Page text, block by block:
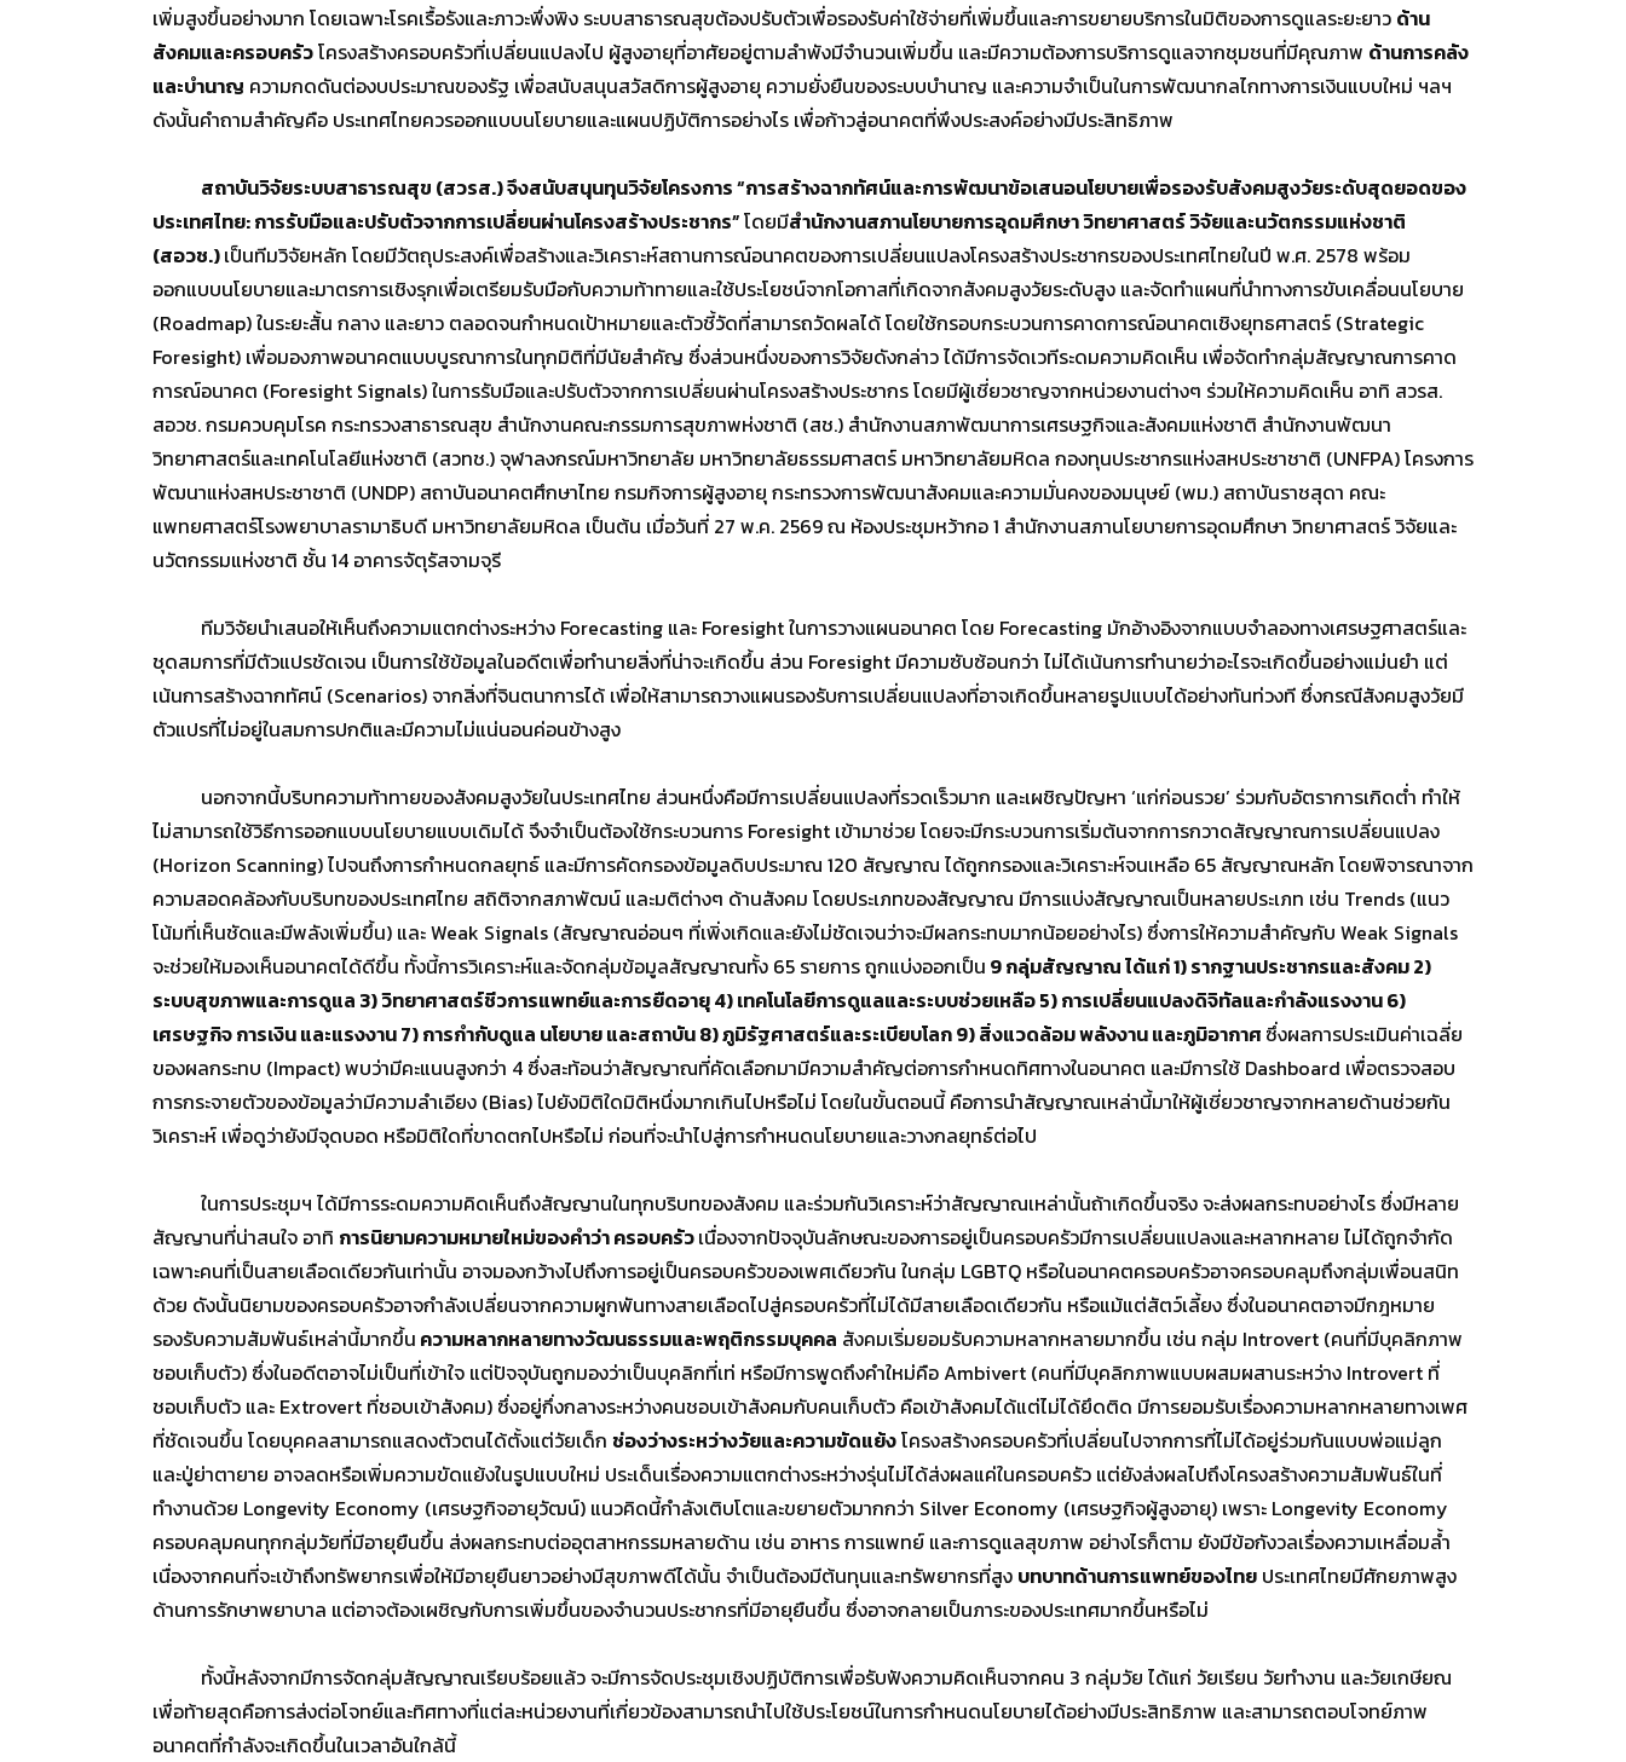
เพิ่มสูงขึ้นอย่างมาก โดยเฉพาะโรคเรื้อรังและภาวะพึ่งพิง ระบบสาธารณสุขต้องปรับตัวเพื่อรองรับค่าใช้จ่ายที่เพิ่มขึ้นและการขยายบริการในมิติของการดูแลระยะยาว ด้าน
สังคมและครอบครัวโครงสร้างครอบครัวที่เปลี่ยนแปลงไป ผู้สูงอายุที่อาศัยอยู่ตามลำพังมีจำนวนเพิ่มขึ้น และมีความต้องการบริการดูแลจากชุมชนที่มีคุณภาพ ด้านการคลัง
และบำนาญ ความกดดันต่องบประมาณของรัฐ เพื่อสนับสนุนสวัสดิการผู้สูงอายุ ความยั่งยืนของระบบบำนาญ และความจำเป็นในการพัฒนากลไกทางการเงินแบบใหม่ ฯลฯ
ดังนั้นคำถามสำคัญคือ ประเทศไทยควรออกแบบนโยบายและแผนปฏิบัติการอย่างไร เพื่อก้าวสู่อนาคตที่พึงประสงค์อย่างมีประสิทธิภาพ
สถาบันวิจัยระบบสาธารณสุข (สวรส.) จึงสนับสนุนทุนวิจัยโครงการ “การสร้างฉากทัศน์และการพัฒนาข้อเสนอนโยบายเพื่อรองรับสังคมสูงวัยระดับสุดยอดของ
ประเทศไทย: การรับมือและปรับตัวจากการเปลี่ยนผ่านโครงสร้างประชากร”โดยมีสํานักงานสภานโยบายการอุดมศึกษา วิทยาศาสตร์ วิจัยและนวัตกรรมแห่งชาติ
(สอวช.)เป็นทีมวิจัยหลัก โดยมีวัตถุประสงค์เพื่อสร้างและวิเคราะห์สถานการณ์อนาคตของการเปลี่ยนแปลงโครงสร้างประชากรของประเทศไทยในปี พ.ศ. 2578 พร้อม
ออกแบบนโยบายและมาตรการเชิงรุกเพื่อเตรียมรับมือกับความท้าทายและใช้ประโยชน์จากโอกาสที่เกิดจากสังคมสูงวัยระดับสูง และจัดทำแผนที่นำทางการขับเคลื่อนนโยบาย
(Roadmap) ในระยะสั้น กลาง และยาว ตลอดจนกำหนดเป้าหมายและตัวชี้วัดที่สามารถวัดผลได้ โดยใช้กรอบกระบวนการคาดการณ์อนาคตเชิงยุทธศาสตร์ (Strategic
Foresight) เพื่อมองภาพอนาคตแบบบูรณาการในทุกมิติที่มีนัยสำคัญ ซึ่งส่วนหนึ่งของการวิจัยดังกล่าว ได้มีการจัดเวทีระดมความคิดเห็น เพื่อจัดทำกลุ่มสัญญาณการคาด
การณ์อนาคต (Foresight Signals) ในการรับมือและปรับตัวจากการเปลี่ยนผ่านโครงสร้างประชากร โดยมีผู้เชี่ยวชาญจากหน่วยงานต่างๆ ร่วมให้ความคิดเห็น อาทิ สวรส.
สอวช. กรมควบคุมโรค กระทรวงสาธารณสุข สำนักงานคณะกรรมการสุขภาพห่งชาติ (สช.) สำนักงานสภาพัฒนาการเศรษฐกิจและสังคมแห่งชาติ สำนักงานพัฒนา
วิทยาศาสตร์และเทคโนโลยีแห่งชาติ (สวทช.) จุฬาลงกรณ์มหาวิทยาลัย มหาวิทยาลัยธรรมศาสตร์ มหาวิทยาลัยมหิดล กองทุนประชากรแห่งสหประชาชาติ (UNFPA) โครงการ
พัฒนาแห่งสหประชาชาติ (UNDP) สถาบันอนาคตศึกษาไทย กรมกิจการผู้สูงอายุ กระทรวงการพัฒนาสังคมและความมั่นคงของมนุษย์ (พม.) สถาบันราชสุดา คณะ
แพทยศาสตร์โรงพยาบาลรามาธิบดี มหาวิทยาลัยมหิดล เป็นต้น เมื่อวันที่ 27 พ.ค. 2569 ณ ห้องประชุมหว้ากอ 1 สำนักงานสภานโยบายการอุดมศึกษา วิทยาศาสตร์ วิจัยและ
นวัตกรรมแห่งชาติ ชั้น 14 อาคารจัตุรัสจามจุรี
ทีมวิจัยนำเสนอให้เห็นถึงความแตกต่างระหว่าง Forecasting และ Foresight ในการวางแผนอนาคต โดย Forecasting มักอ้างอิงจากแบบจำลองทางเศรษฐศาสตร์และ
ชุดสมการที่มีตัวแปรชัดเจน เป็นการใช้ข้อมูลในอดีตเพื่อทำนายสิ่งที่น่าจะเกิดขึ้น ส่วน Foresight มีความซับซ้อนกว่า ไม่ได้เน้นการทำนายว่าอะไรจะเกิดขึ้นอย่างแม่นยำ แต่
เน้นการสร้างฉากทัศน์ (Scenarios) จากสิ่งที่จินตนาการได้ เพื่อให้สามารถวางแผนรองรับการเปลี่ยนแปลงที่อาจเกิดขึ้นหลายรูปแบบได้อย่างทันท่วงที ซึ่งกรณีสังคมสูงวัยมี
ตัวแปรที่ไม่อยู่ในสมการปกติและมีความไม่แน่นอนค่อนข้างสูง
นอกจากนี้บริบทความท้าทายของสังคมสูงวัยในประเทศไทย ส่วนหนึ่งคือมีการเปลี่ยนแปลงที่รวดเร็วมาก และเผชิญปัญหา ‘แก่ก่อนรวย’ ร่วมกับอัตราการเกิดต่ำ ทำให้
ไม่สามารถใช้วิธีการออกแบบนโยบายแบบเดิมได้ จึงจำเป็นต้องใช้กระบวนการ Foresight เข้ามาช่วย โดยจะมีกระบวนการเริ่มต้นจากการกวาดสัญญาณการเปลี่ยนแปลง
(Horizon Scanning) ไปจนถึงการกำหนดกลยุทธ์ และมีการคัดกรองข้อมูลดิบประมาณ 120 สัญญาณ ได้ถูกกรองและวิเคราะห์จนเหลือ 65 สัญญาณหลัก โดยพิจารณาจาก
ความสอดคล้องกับบริบทของประเทศไทย สถิติจากสภาพัฒน์ และมติต่างๆ ด้านสังคม โดยประเภทของสัญญาณ มีการแบ่งสัญญาณเป็นหลายประเภท เช่น Trends (แนว
โน้มที่เห็นชัดและมีพลังเพิ่มขึ้น) และ Weak Signals (สัญญาณอ่อนๆ ที่เพิ่งเกิดและยังไม่ชัดเจนว่าจะมีผลกระทบมากน้อยอย่างไร) ซึ่งการให้ความสำคัญกับ Weak Signals
จะช่วยให้มองเห็นอนาคตได้ดีขึ้น ทั้งนี้การวิเคราะห์และจัดกลุ่มข้อมูลสัญญาณทั้ง 65 รายการ ถูกแบ่งออกเป็น 9 กลุ่มสัญญาณ ได้แก่ 1) รากฐานประชากรและสังคม 2)
ระบบสุขภาพและการดูแล 3) วิทยาศาสตร์ชีวการแพทย์และการยืดอายุ 4) เทคโนโลยีการดูแลและระบบช่วยเหลือ 5) การเปลี่ยนแปลงดิจิทัลและกำลังแรงงาน 6)
เศรษฐกิจ การเงิน และแรงงาน 7) การกำกับดูแล นโยบาย และสถาบัน 8) ภูมิรัฐศาสตร์และระเบียบโลก 9) สิ่งแวดล้อม พลังงาน และภูมิอากาศ ซึ่งผลการประเมินค่าเฉลี่ย
ของผลกระทบ (Impact) พบว่ามีคะแนนสูงกว่า 4 ซึ่งสะท้อนว่าสัญญาณที่คัดเลือกมามีความสำคัญต่อการกำหนดทิศทางในอนาคต และมีการใช้ Dashboard เพื่อตรวจสอบ
การกระจายตัวของข้อมูลว่ามีความลำเอียง (Bias) ไปยังมิติใดมิติหนึ่งมากเกินไปหรือไม่ โดยในขั้นตอนนี้ คือการนำสัญญาณเหล่านี้มาให้ผู้เชี่ยวชาญจากหลายด้านช่วยกัน
วิเคราะห์ เพื่อดูว่ายังมีจุดบอด หรือมิติใดที่ขาดตกไปหรือไม่ ก่อนที่จะนำไปสู่การกำหนดนโยบายและวางกลยุทธ์ต่อไป
ในการประชุมฯ ได้มีการระดมความคิดเห็นถึงสัญญานในทุกบริบทของสังคม และร่วมกันวิเคราะห์ว่าสัญญาณเหล่านั้นถ้าเกิดขึ้นจริง จะส่งผลกระทบอย่างไร ซึ่งมีหลาย
สัญญานที่น่าสนใจ อาทิ การนิยามความหมายใหม่ของคำว่า ครอบครัวเนื่องจากปัจจุบันลักษณะของการอยู่เป็นครอบครัวมีการเปลี่ยนแปลงและหลากหลาย ไม่ได้ถูกจำกัด
เฉพาะคนที่เป็นสายเลือดเดียวกันเท่านั้น อาจมองกว้างไปถึงการอยู่เป็นครอบครัวของเพศเดียวกัน ในกลุ่ม LGBTQ หรือในอนาคตครอบครัวอาจครอบคลุมถึงกลุ่มเพื่อนสนิท
ด้วย ดังนั้นนิยามของครอบครัวอาจกำลังเปลี่ยนจากความผูกพันทางสายเลือดไปสู่ครอบครัวที่ไม่ได้มีสายเลือดเดียวกัน หรือแม้แต่สัตว์เลี้ยง ซึ่งในอนาคตอาจมีกฎหมาย
รองรับความสัมพันธ์เหล่านี้มากขึ้น ความหลากหลายทางวัฒนธรรมและพฤติกรรมบุคคล สังคมเริ่มยอมรับความหลากหลายมากขึ้น เช่น กลุ่ม Introvert (คนที่มีบุคลิกภาพ
ชอบเก็บตัว) ซึ่งในอดีตอาจไม่เป็นที่เข้าใจ แต่ปัจจุบันถูกมองว่าเป็นบุคลิกที่เท่ หรือมีการพูดถึงคำใหม่คือ Ambivert (คนที่มีบุคลิกภาพแบบผสมผสานระหว่าง Introvert ที่
ชอบเก็บตัว และ Extrovert ที่ชอบเข้าสังคม) ซึ่งอยู่กึ่งกลางระหว่างคนชอบเข้าสังคมกับคนเก็บตัว คือเข้าสังคมได้แต่ไม่ได้ยึดติด มีการยอมรับเรื่องความหลากหลายทางเพศ
ที่ชัดเจนขึ้น โดยบุคคลสามารถแสดงตัวตนได้ตั้งแต่วัยเด็ก ช่องว่างระหว่างวัยและความขัดแย้งโครงสร้างครอบครัวที่เปลี่ยนไปจากการที่ไม่ได้อยู่ร่วมกันแบบพ่อแม่ลูก
และปู่ย่าตายาย อาจลดหรือเพิ่มความขัดแย้งในรูปแบบใหม่ ประเด็นเรื่องความแตกต่างระหว่างรุ่นไม่ได้ส่งผลแค่ในครอบครัว แต่ยังส่งผลไปถึงโครงสร้างความสัมพันธ์ในที่
ทำงานด้วย Longevity Economy (เศรษฐกิจอายุวัฒน์) แนวคิดนี้กำลังเติบโตและขยายตัวมากกว่า Silver Economy (เศรษฐกิจผู้สูงอายุ) เพราะ Longevity Economy
ครอบคลุมคนทุกกลุ่มวัยที่มีอายุยืนขึ้น ส่งผลกระทบต่ออุตสาหกรรมหลายด้าน เช่น อาหาร การแพทย์ และการดูแลสุขภาพ อย่างไรก็ตาม ยังมีข้อกังวลเรื่องความเหลื่อมล้ำ
เนื่องจากคนที่จะเข้าถึงทรัพยากรเพื่อให้มีอายุยืนยาวอย่างมีสุขภาพดีได้นั้น จำเป็นต้องมีต้นทุนและทรัพยากรที่สูง บทบาทด้านการแพทย์ของไทย ประเทศไทยมีศักยภาพสูง
ด้านการรักษาพยาบาล แต่อาจต้องเผชิญกับการเพิ่มขึ้นของจำนวนประชากรที่มีอายุยืนขึ้น ซึ่งอาจกลายเป็นภาระของประเทศมากขึ้นหรือไม่
ทั้งนี้หลังจากมีการจัดกลุ่มสัญญาณเรียบร้อยแล้ว จะมีการจัดประชุมเชิงปฏิบัติการเพื่อรับฟังความคิดเห็นจากคน 3 กลุ่มวัย ได้แก่ วัยเรียน วัยทำงาน และวัยเกษียณ
เพื่อท้ายสุดคือการส่งต่อโจทย์และทิศทางที่แต่ละหน่วยงานที่เกี่ยวข้องสามารถนำไปใช้ประโยชน์ในการกำหนดนโยบายได้อย่างมีประสิทธิภาพ และสามารถตอบโจทย์ภาพ
อนาคตที่กำลังจะเกิดขึ้นในเวลาอันใกล้นี้